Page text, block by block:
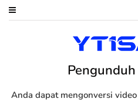
Anda dapat mengonversi video